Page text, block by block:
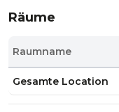
Räume
Raumname
Gesamte Location